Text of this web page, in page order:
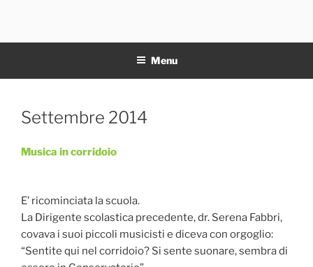
contenuto
Menu
Pubblicato
Settembre 2014
Musica in corridoio
E’ ricominciata la scuola.
La Dirigente scolastica precedente, dr. Serena Fabbri,
covava i suoi piccoli musicisti e diceva con orgoglio:
“Sentite qui nel corridoio? Si sente suonare, sembra di